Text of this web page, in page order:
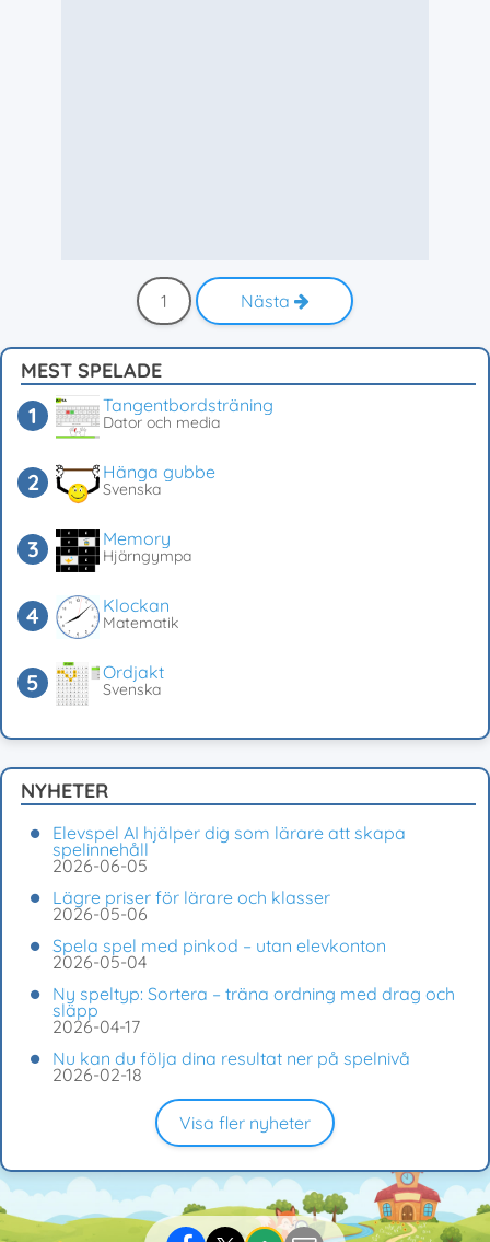
1 Nästa
MEST SPELADE
Tangentbordsträning
Dator och media
Hänga gubbe
Svenska
Memory
Hjärngympa
Klockan
Matematik
Ordjakt
Svenska
NYHETER
Elevspel AI hjälper dig som lärare att skapa
spelinnehåll
2026-06-05
Lägre priser för lärare och klasser
2026-05-06
Spela spel med pinkod – utan elevkonton
2026-05-04
Ny speltyp: Sortera – träna ordning med drag och
släpp
2026-04-17
Nu kan du följa dina resultat ner på spelnivå
2026-02-18
Visa fler nyheter